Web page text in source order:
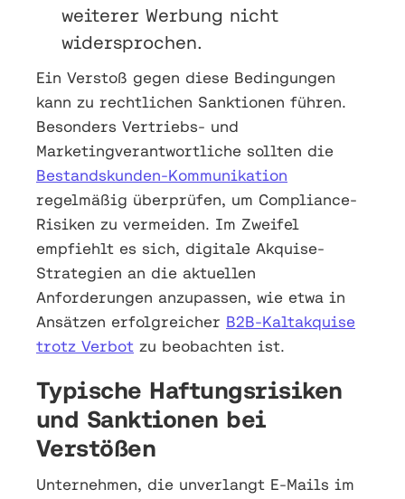
weiterer Werbung nicht
widersprochen.
Ein Verstoß gegen diese Bedingungen
kann zu rechtlichen Sanktionen führen.
Besonders Vertriebs- und
Marketingverantwortliche sollten die
Bestandskunden-Kommunikation
regelmäßig überprüfen, um Compliance-
Risiken zu vermeiden. Im Zweifel
empfiehlt es sich, digitale Akquise-
Strategien an die aktuellen
Anforderungen anzupassen, wie etwa in
Ansätzen erfolgreicher B2B-Kaltakquise
trotz Verbot zu beobachten ist.
Typische Haftungsrisiken
und Sanktionen bei
Verstößen
Unternehmen, die unverlangt E-Mails im